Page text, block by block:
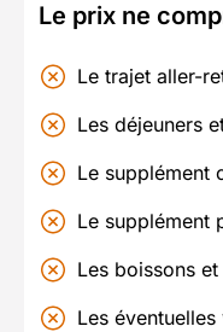
Le prix ne
Le trajet aller-
Les déjeuners
Le supplément
Le supplément
Les boissons
Les éventuelles